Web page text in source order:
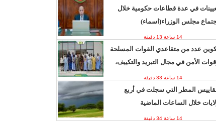
في عدة قطاعات حكومية خلال
مجلس الوزراء(اسماء)
14 ساعة 13 دقيقة
عدد من متقاعدي القوات المسلحة
الأمن في مجال التبريد والتكييف،
14 ساعة 33 دقيقة
المطر التي سجلت في أربع
خلال الساعات الماضية
14 ساعة 34 دقيقة